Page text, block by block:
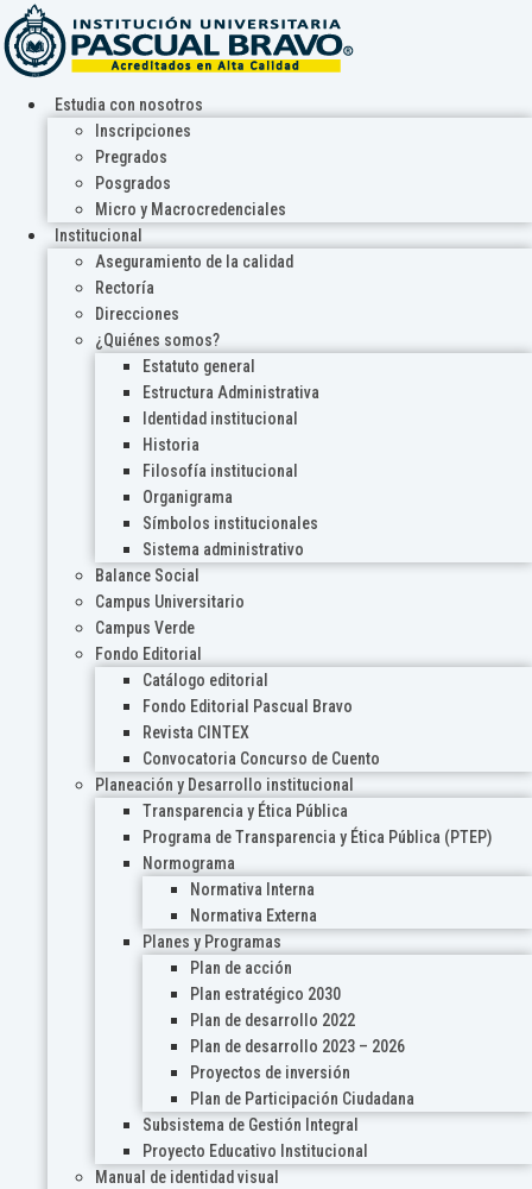
Estudia con nosotros
Inscripciones
Pregrados
Posgrados
Micro y Macrocredenciales
Institucional
Aseguramiento de la calidad
Rectoría
Direcciones
¿Quiénes somos?
Estatuto general
Estructura Administrativa
Identidad institucional
Historia
Filosofía institucional
Organigrama
Símbolos institucionales
Sistema administrativo
Balance Social
Campus Universitario
Campus Verde
Fondo Editorial
Catálogo editorial
Fondo Editorial Pascual Bravo
Revista CINTEX
Convocatoria Concurso de Cuento
Planeación y Desarrollo institucional
Transparencia y Ética Pública
Programa de Transparencia y Ética Pública (PTEP)
Normograma
Normativa Interna
Normativa Externa
Planes y Programas
Plan de acción
Plan estratégico 2030
Plan de desarrollo 2022
Plan de desarrollo 2023 – 2026
Proyectos de inversión
Plan de Participación Ciudadana
Subsistema de Gestión Integral
Proyecto Educativo Institucional
Manual de identidad visual